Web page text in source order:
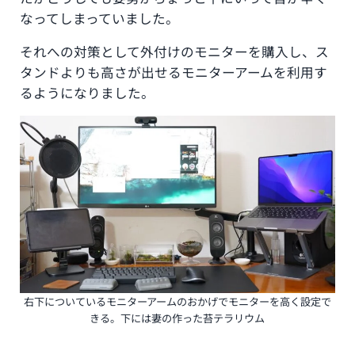
なってしまっていました。
それへの対策として外付けのモニターを購入し、ス
タンドよりも高さが出せるモニターアームを利用す
るようになりました。
右下についているモニターアームのおかげでモニターを高く設定で
きる。下には妻の作った苔テラリウム